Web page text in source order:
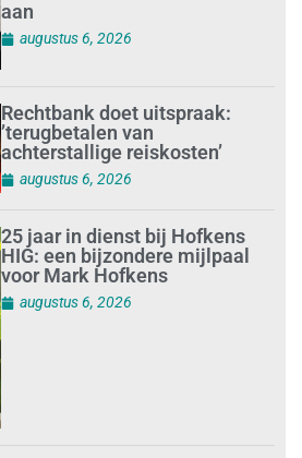
aan
augustus 6, 2026
Rechtbank doet uitspraak:
’terugbetalen van
achterstallige reiskosten’
augustus 6, 2026
25 jaar in dienst bij Hofkens
HIG: een bijzondere mijlpaal
voor Mark Hofkens
augustus 6, 2026